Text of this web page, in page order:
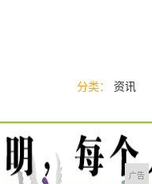
分类： 资讯
广告